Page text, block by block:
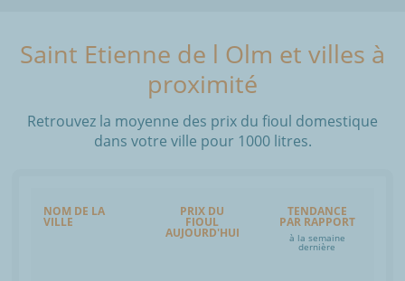
Saint Etienne de l Olm et villes à
proximité
Retrouvez la moyenne des prix du fioul domestique
dans votre ville pour 1000 litres.
NOM DE LA
VILLE
PRIX DU
FIOUL
AUJOURD'HUI
TENDANCE
PAR RAPPORT
à la semaine
dernière